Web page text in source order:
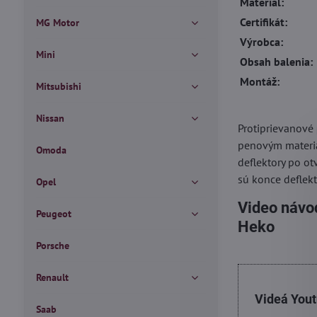
Certifikát:
Výrobca:
Obsah balenia:
Montáž:
penovým
deflektory po
sú konce
Video
Heko
Videá
MG Motor
Mini
Mitsubishi
Nissan
Omoda
Opel
Peugeot
Porsche
Renault
Saab